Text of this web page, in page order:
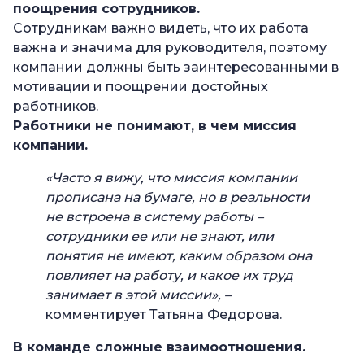
поощрения сотрудников.
Сотрудникам важно видеть, что их работа
важна и значима для руководителя, поэтому
компании должны быть заинтересованными в
мотивации и поощрении достойных
работников.
Работники не понимают, в чем миссия
компании.
«Часто я вижу, что миссия компании
прописана на бумаге, но в реальности
не встроена в систему работы –
сотрудники ее или не знают, или
понятия не имеют, каким образом она
повлияет на работу, и какое их труд
занимает в этой миссии», –
комментирует Татьяна Федорова.
В команде сложные взаимоотношения.